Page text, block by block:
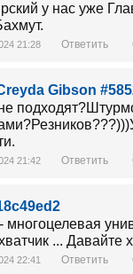
у нас уже
21:28 Ответить
Gibson
21:42 Ответить
многоцелевая
... Давайте
22:41 Ответить